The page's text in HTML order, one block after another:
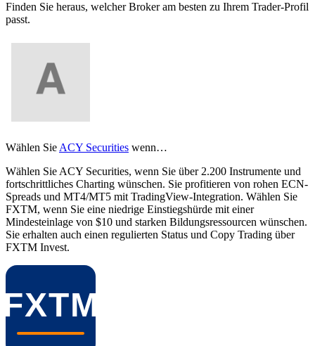
Finden Sie heraus, welcher Broker am besten zu Ihrem Trader-Profil
passt.
Wählen SieACY Securities wenn…
Wählen Sie ACY Securities, wenn Sie über 2.200 Instrumente und
fortschrittliches Charting wünschen. Sie profitieren von rohen ECN-
Spreads und MT4/MT5 mit TradingView-Integration. Wählen Sie
FXTM, wenn Sie eine niedrige Einstiegshürde mit einer
Mindesteinlage von $10 und starken Bildungsressourcen wünschen.
Sie erhalten auch einen regulierten Status und Copy Trading über
FXTM Invest.